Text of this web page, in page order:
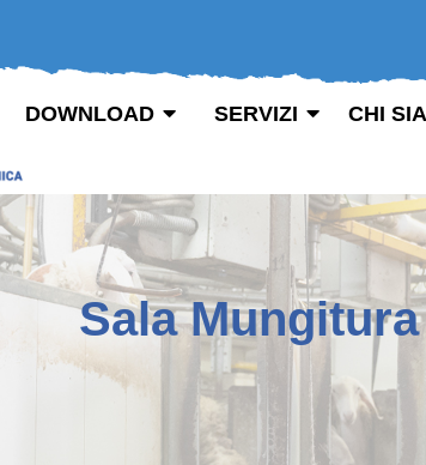
DOWNLOAD SERVIZI CHI
Sala